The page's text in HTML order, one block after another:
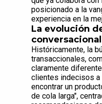
posicionado a la
experiencia en la
La evolución
Históricamente, la
transaccionales,
claramente
clientes indecisos a
encontrar un
de cola larga",